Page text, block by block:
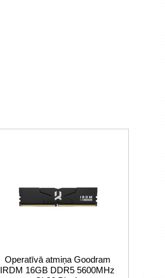
Operatīvā atmiņa Goodram
IRDM 16GB DDR5 5600MHz